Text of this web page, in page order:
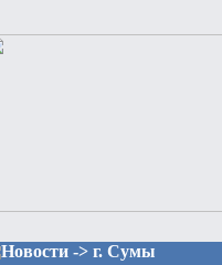
Новости -> г. Сумы